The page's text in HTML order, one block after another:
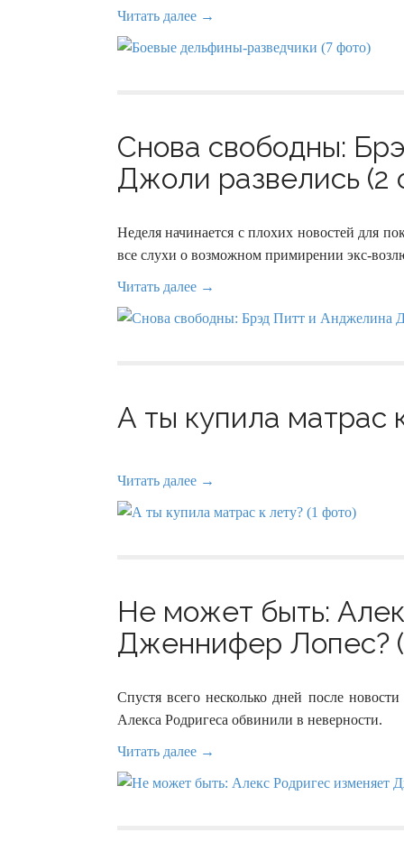
Читать далее →
Снова свободны:
Джоли развелись (2
Неделя начинается с плохих новостей для
все слухи о возможном примирении экс-
Читать далее →
А ты купила матрас
Читать далее →
Не может быть:
Дженнифер Лопес?
Спустя всего несколько дней после
Алекса Родригеса обвинили в неверности.
Читать далее →